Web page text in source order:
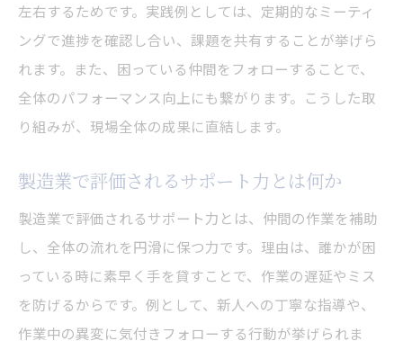
左右するためです。実践例としては、定期的なミーティ
ングで進捗を確認し合い、課題を共有することが挙げら
れます。また、困っている仲間をフォローすることで、
全体のパフォーマンス向上にも繋がります。こうした取
り組みが、現場全体の成果に直結します。
製造業で評価されるサポート力とは何か
製造業で評価されるサポート力とは、仲間の作業を補助
し、全体の流れを円滑に保つ力です。理由は、誰かが困
っている時に素早く手を貸すことで、作業の遅延やミス
を防げるからです。例として、新人への丁寧な指導や、
作業中の異変に気付きフォローする行動が挙げられま